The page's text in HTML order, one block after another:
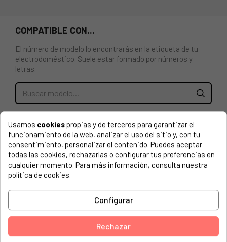
COMPATIBLE CON...
El número de modelo lo encontrarás en la etiqueta de tu
electrodoméstico. Suele estar formado por números y
letras.
SIEMENS.
Articulo Sustitutivo Cod: 00240505
Ancho:58 cm
BALAY, 3KE1820A/02
BALAY, 3KE1820N/01
Usamos cookiespropias y de terceros para garantizar el
funcionamiento de la web, analizar el uso del sitio y, con tu
consentimiento, personalizar el contenido. Puedes aceptar
todas las cookies, rechazarlas o configurar tus preferencias en
cualquier momento. Para más información, consulta nuestra
política de cookies.
Configurar
Rechazar